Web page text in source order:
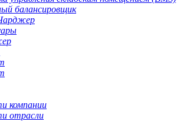
балансировщик
компании
отрасли